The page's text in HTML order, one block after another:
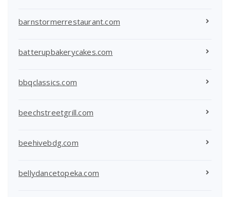
barnstormerrestaurant.com
batterupbakerycakes.com
bbqclassics.com
beechstreetgrill.com
beehivebdg.com
bellydancetopeka.com